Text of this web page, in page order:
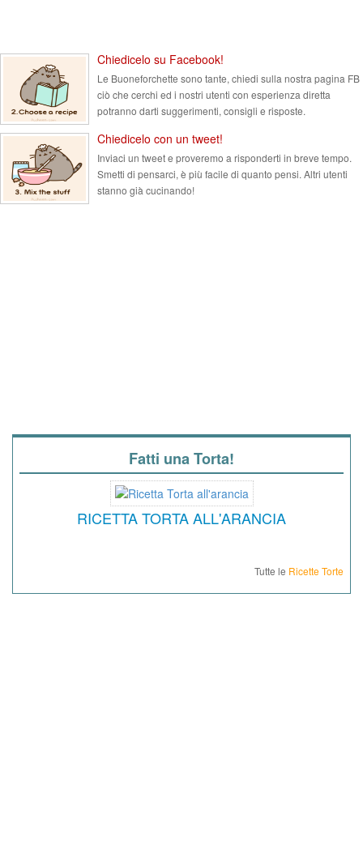
Chiedicelo su Facebook!
Le Buoneforchette sono tante, chiedi sulla nostra pagina FB
ciò che cerchi ed i nostri utenti con esperienza diretta
potranno darti suggerimenti, consigli e risposte.
Chiedicelo con un tweet!
Inviaci un tweet e proveremo a risponderti in breve tempo.
Smetti di pensarci, è più facile di quanto pensi. Altri utenti
stanno già cucinando!
Fatti una Torta!
RICETTA TORTA ALL'ARANCIA
Tutte le Ricette Torte